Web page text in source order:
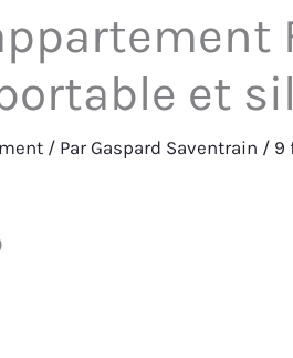
et
/ ParGaspard Saventrain / 9